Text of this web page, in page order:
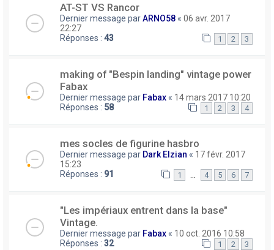
AT-ST VS Rancor
Dernier message parARNO58 « 06 avr. 2017
22:27
Réponses : 43 1 2 3
making of "Bespin landing" vintage power
Fabax
Dernier message par Fabax « 14 mars 2017 10:20
Réponses : 58 1 2 3 4
mes socles de figurine hasbro
Dernier message par Dark Elzian « 17 févr. 2017
15:23
Réponses : 91 1 … 4 5 6 7
"Les impériaux entrent dans la base"
Vintage.
Dernier message par Fabax « 10 oct. 2016 10:58
Réponses : 32 1 2 3